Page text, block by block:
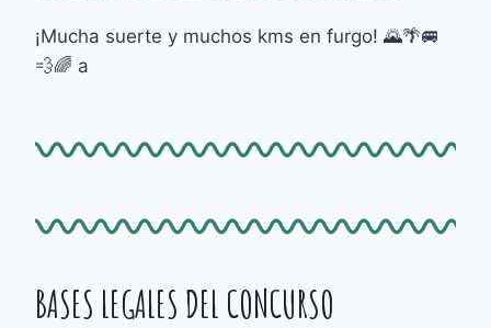
¡Mucha suerte y muchos kms en furgo! 🌄🌴🚐
💨🌈 a
BASES LEGALES DEL CONCURSO